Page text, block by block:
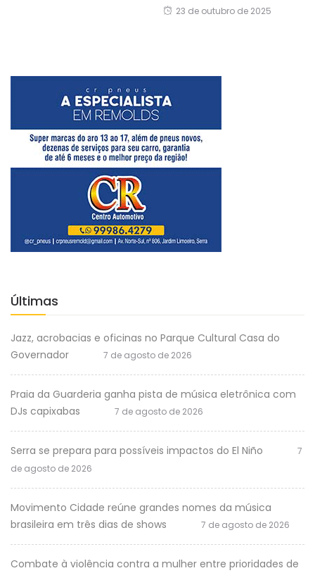
23 de outubro de 2025
Últimas
Jazz, acrobacias e oficinas no Parque Cultural Casa do
Governador
7 de agosto de 2026
Praia da Guarderia ganha pista de música eletrônica com
DJs capixabas
7 de agosto de 2026
Serra se prepara para possíveis impactos do El Niño
7
de agosto de 2026
Movimento Cidade reúne grandes nomes da música
brasileira em três dias de shows
7 de agosto de 2026
Combate à violência contra a mulher entre prioridades de